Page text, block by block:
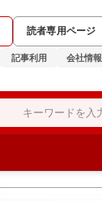
読者専用ページ
記事利用 会社情報